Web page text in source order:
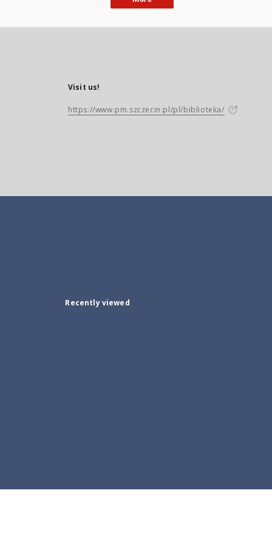
Visit us!
https://www.pm.szczecin.pl/pl/biblioteka/
Recently viewed